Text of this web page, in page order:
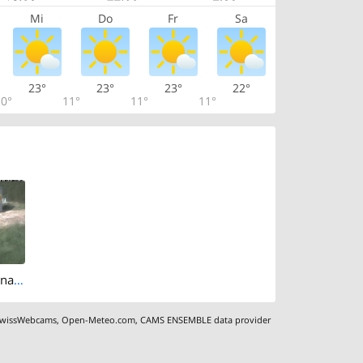
Mi Do Fr Sa
23°
11°
23°
11°
23°
11°
22°
Surlej: Silvaplana, Eventbar Hossa
,Open-Meteo.com,CAMS ENSEMBLE data provider